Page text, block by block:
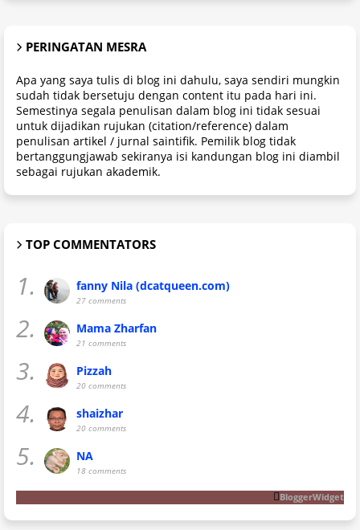
PERINGATAN MESRA
Apa yang saya tulis di blog ini dahulu, saya sendiri mungkin
sudah tidak bersetuju dengan content itu pada hari ini.
Semestinya segala penulisan dalam blog ini tidak sesuai
untuk dijadikan rujukan (citation/reference) dalam
penulisan artikel / jurnal saintifik. Pemilik blog tidak
bertanggungjawab sekiranya isi kandungan blog ini diambil
sebagai rujukan akademik.
TOP COMMENTATORS
1. fanny Nila (dcatqueen.com)
27 comments
2. Mama Zharfan
21 comments
3. Pizzah
20 comments
4. shaizhar
20 comments
5. NA
18 comments
BloggerWidget